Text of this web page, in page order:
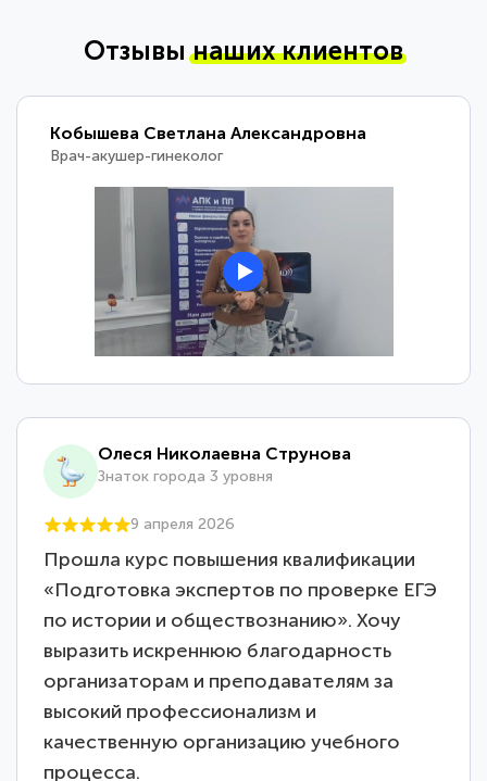
Отзывынаших клиентов
Кобышева Светлана Александровна
Врач-акушер-гинеколог
Олеся Николаевна Струнова
Знаток города 3 уровня
9 апреля 2026
Прошла курс повышения квалификации
«Подготовка экспертов по проверке ЕГЭ
по истории и обществознанию». Хочу
выразить искреннюю благодарность
организаторам и преподавателям за
высокий профессионализм и
качественную организацию учебного
процесса.